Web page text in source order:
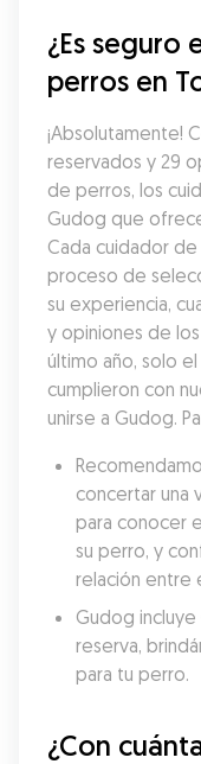
¿Es seguro
perros en
¡Absolutamente!
reservados y 29
de perros, los
Gudog que
Cada cuidador
proceso de
su experiencia,
y opiniones de
último año, solo
cumplieron con
unirse a Gudog.
concertar una
para conocer
su perro, y
relación entre
Gudog
reserva,
para tu perro.
¿Con